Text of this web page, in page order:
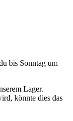
bis Sonntag um
Lager.
könnte dies das